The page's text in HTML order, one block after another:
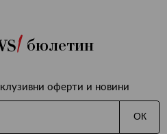
бюлетин
оферти и новини
ОК